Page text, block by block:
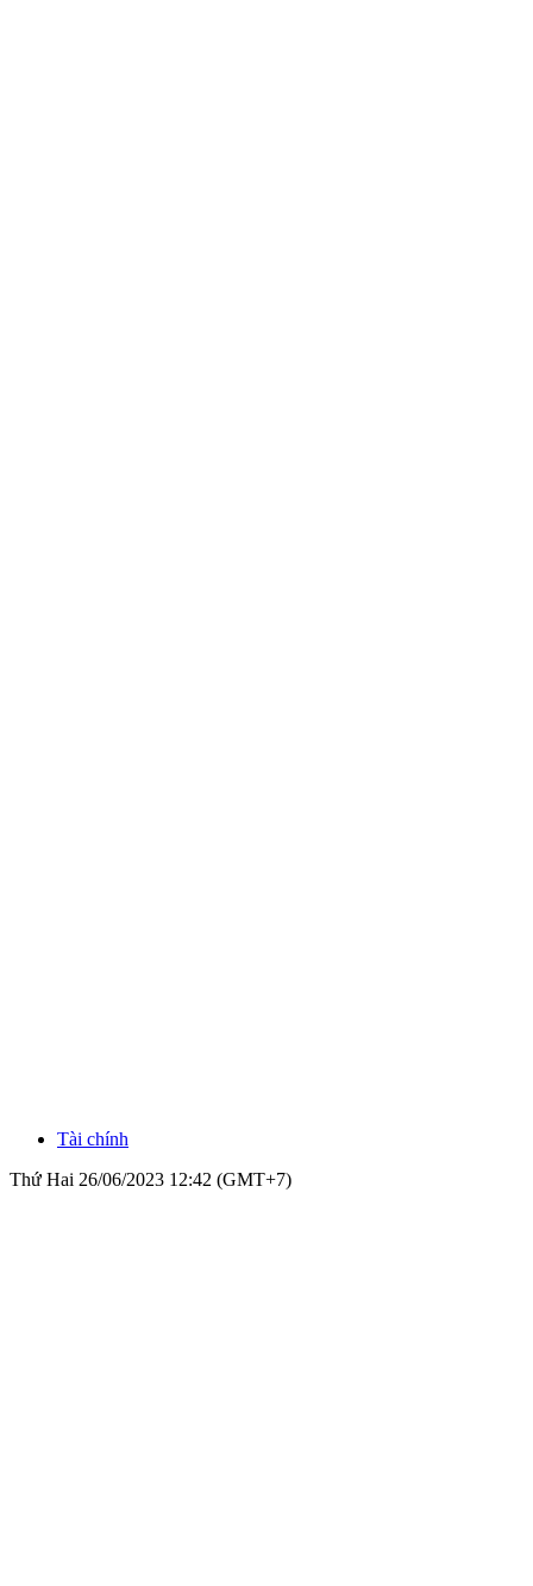
Tài chính
Thứ Hai 26/06/2023 12:42 (GMT+7)